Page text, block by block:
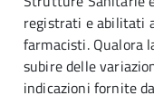
registrati e abilitati
farmacisti. Qualora
subire delle
indicazioni fornite